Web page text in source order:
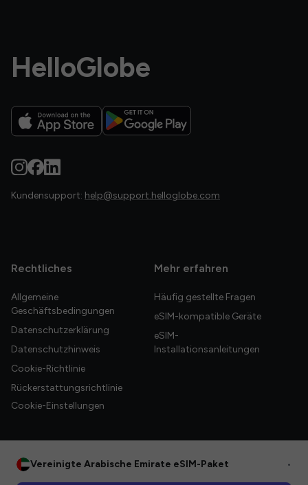
HelloGlobe
Kundensupport: help@support.helloglobe.com
Rechtliches
Allgemeine
Geschäftsbedingungen
Datenschutzerklärung
Datenschutzhinweis
Cookie-Richtlinie
Rückerstattungsrichtlinie
Cookie-Einstellungen
Mehr erfahren
Häufig gestellte Fragen
eSIM-kompatible Geräte
eSIM-
Installationsanleitungen
Vereinigte Arabische Emirate eSIM-Paket •